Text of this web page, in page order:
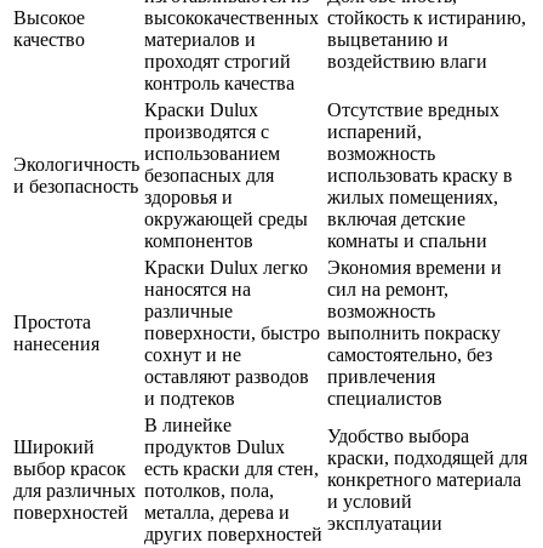
Высокое
качество
высококачественных
материалов и
проходят строгий
контроль качества
стойкость к истиранию,
выцветанию и
воздействию влаги
Экологичность
и безопасность
Краски Dulux
производятся с
использованием
безопасных для
здоровья и
окружающей среды
компонентов
Отсутствие вредных
испарений,
возможность
использовать краску в
жилых помещениях,
включая детские
комнаты и спальни
Простота
нанесения
Краски Dulux легко
наносятся на
различные
поверхности, быстро
сохнут и не
оставляют разводов
и подтеков
Экономия времени и
сил на ремонт,
возможность
выполнить покраску
самостоятельно, без
привлечения
специалистов
Широкий
выбор красок
для различных
поверхностей
В линейке
продуктов Dulux
есть краски для стен,
потолков, пола,
металла, дерева и
других поверхностей
Удобство выбора
краски, подходящей для
конкретного материала
и условий
эксплуатации